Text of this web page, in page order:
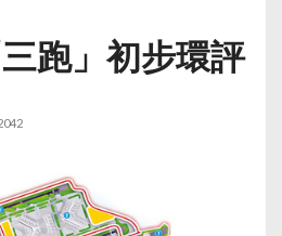
跑」初步環評